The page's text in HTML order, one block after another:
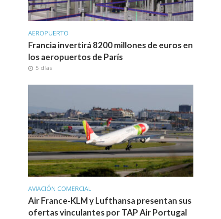
AEROPUERTO
Francia invertirá 8200 millones de euros en
los aeropuertos de París
5 días
AVIACIÓN COMERCIAL
Air France-KLM y Lufthansa presentan sus
ofertas vinculantes por TAP Air Portugal